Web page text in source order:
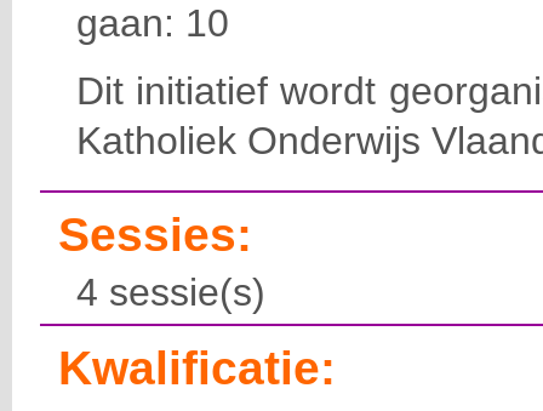
gaan: 10
Dit initiatief wordt
Katholiek Onderwijs
Sessies:
4 sessie(s)
Kwalificatie: